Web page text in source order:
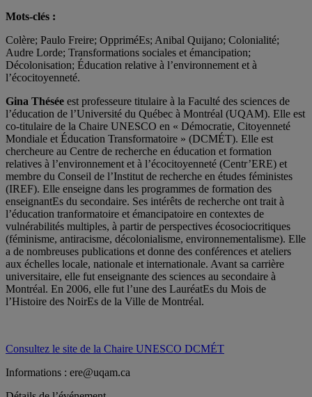
Mots-clés :
Colère; Paulo Freire; OppriméEs; Anibal Quijano; Colonialité;
Audre Lorde; Transformations sociales et émancipation;
Décolonisation; Éducation relative à l’environnement et à
l’écocitoyenneté.
Gina Thésée est professeure titulaire à la Faculté des sciences de
l’éducation de l’Université du Québec à Montréal (UQAM). Elle est
co-titulaire de la Chaire UNESCO en « Démocratie, Citoyenneté
Mondiale et Éducation Transformatoire » (DCMÉT). Elle est
chercheure au Centre de recherche en éducation et formation
relatives à l’environnement et à l’écocitoyenneté (Centr’ERE) et
membre du Conseil de l’Institut de recherche en études féministes
(IREF). Elle enseigne dans les programmes de formation des
enseignantEs du secondaire. Ses intérêts de recherche ont trait à
l’éducation tranformatoire et émancipatoire en contextes de
vulnérabilités multiples, à partir de perspectives écosociocritiques
(féminisme, antiracisme, décolonialisme, environnementalisme). Elle
a de nombreuses publications et donne des conférences et ateliers
aux échelles locale, nationale et internationale. Avant sa carrière
universitaire, elle fut enseignante des sciences au secondaire à
Montréal. En 2006, elle fut l’une des LauréatEs du Mois de
l’Histoire des NoirEs de la Ville de Montréal.
Consultez le site de la Chaire UNESCO DCMÉT
Informations : ere@uqam.ca